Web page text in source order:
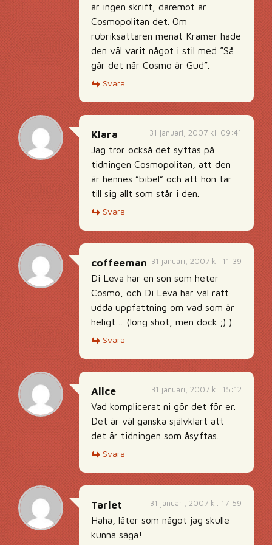
är ingen skrift, däremot är
Cosmopolitan det. Om
rubriksättaren menat Kramer hade
den väl varit något i stil med ”Så
går det när Cosmo är Gud”.
Svara
31 januari, 2007 kl. 09:41
Klara
Jag tror också det syftas på
tidningen Cosmopolitan, att den
är hennes ”bibel” och att hon tar
till sig allt som står i den.
Svara
31 januari, 2007 kl. 11:39
coffeeman
Di Leva har en son som heter
Cosmo, och Di Leva har väl rätt
udda uppfattning om vad som är
heligt… (long shot, men dock ;) )
Svara
31 januari, 2007 kl. 15:12
Alice
Vad komplicerat ni gör det för er.
Det är väl ganska självklart att
det är tidningen som åsyftas.
Svara
31 januari, 2007 kl. 17:59
Tarlet
Haha, låter som något jag skulle
kunna säga!